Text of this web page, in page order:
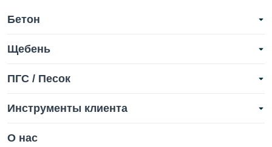
Бетон
Щебень
ПГС / Песок
Инструменты клиента
О нас